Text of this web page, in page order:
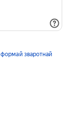
формай зваротнай